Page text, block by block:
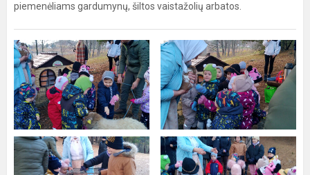
piemenėliams gardumynų, šiltos vaistažolių arbatos.